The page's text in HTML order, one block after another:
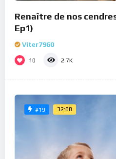
Renaître de nos
Ep1)
Viter7960
10 2.7K
#19 32:08